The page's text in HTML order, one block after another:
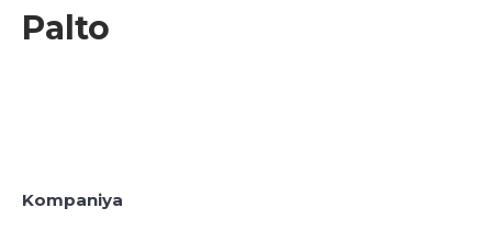
Palto
Kompaniya